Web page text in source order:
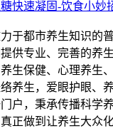
快速凝固-饮食小妙
于都市养生知识的
供专业、完善的养
生保健、心理养生
养生，爱眼护眼、
户，秉承传播科学
正做到让养生大众